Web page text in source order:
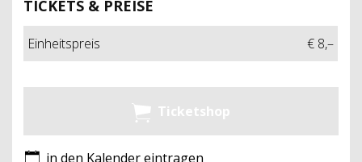
TICKETS & PREISE
Einheitspreis € 8,–
Ticketshop
in den Kalender eintragen